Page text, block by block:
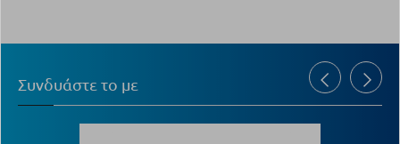
Συνδυάστε το με